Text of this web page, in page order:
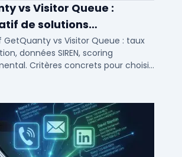
vs Visitor Queue :
de solutions
visiteurs B2B
vs Visitor Queue : taux
données SIREN, scoring
Critères concrets pour choisir
de lead generation B2B en PME et